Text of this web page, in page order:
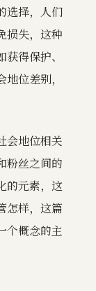
选择，人们
损失，这种
得保护、
位差别，
会地位相关
粉丝之间的
的元素，这
怎样，这篇
个概念的主